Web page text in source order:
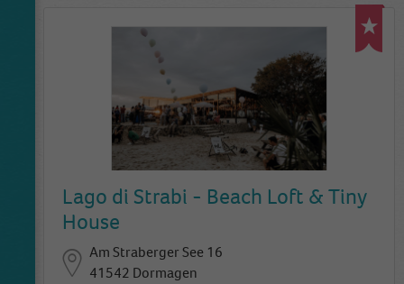
Lago di Strabi - Beach Loft & Tiny
House
Am Straberger See 16
41542 Dormagen